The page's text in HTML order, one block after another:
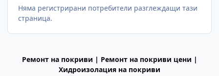
Няма регистрирани потребители разглеждащи тази
страница.
Ремонт на покриви | Ремонт на покриви цени |
Хидроизолация на покриви